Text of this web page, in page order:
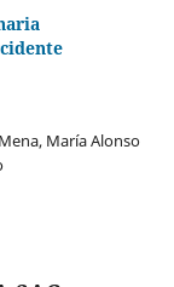
María Alonso